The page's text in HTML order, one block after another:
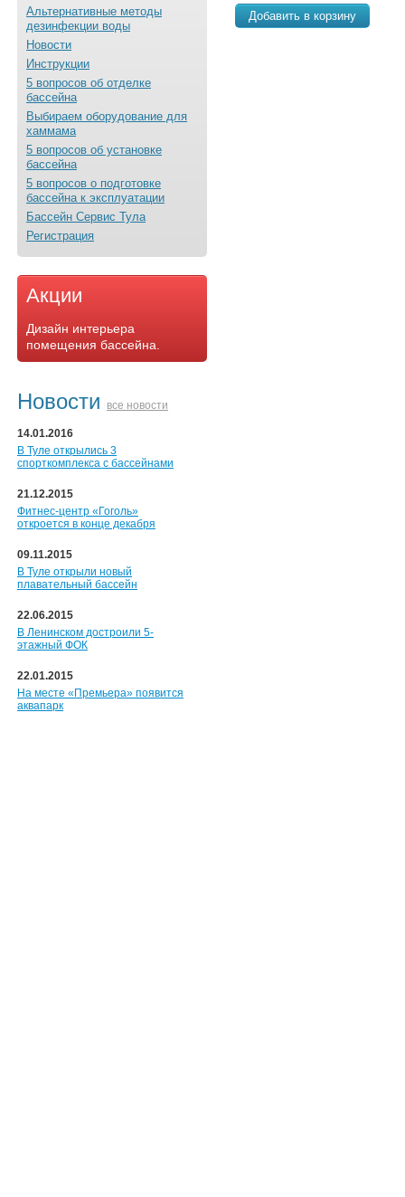
Альтернативные методы
дезинфекции воды
Новости
Инструкции
5 вопросов об отделке
бассейна
Выбираем оборудование для
хаммама
5 вопросов об установке
бассейна
5 вопросов о подготовке
бассейна к эксплуатации
Бассейн Сервис Тула
Регистрация
Акции
Дизайн интерьера
помещения бассейна.
Новости все новости
14.01.2016
В Туле открылись 3
спорткомплекса с бассейнами
21.12.2015
Фитнес-центр «Гоголь»
откроется в конце декабря
09.11.2015
В Туле открыли новый
плавательный бассейн
22.06.2015
В Ленинском достроили 5-
этажный ФОК
22.01.2015
На месте «Премьера» появится
аквапарк
Добавить в корзину